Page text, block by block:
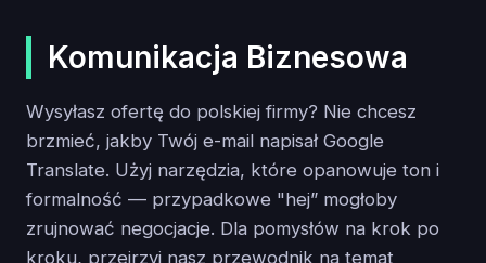
Komunikacja Biznesowa
Wysyłasz ofertę do polskiej firmy? Nie chcesz
brzmieć, jakby Twój e-mail napisał Google
Translate. Użyj narzędzia, które opanowuje ton i
formalność — przypadkowe "hej” mogłoby
zrujnować negocjacje. Dla pomysłów na krok po
kroku, przejrzyj nasz przewodnik na temat